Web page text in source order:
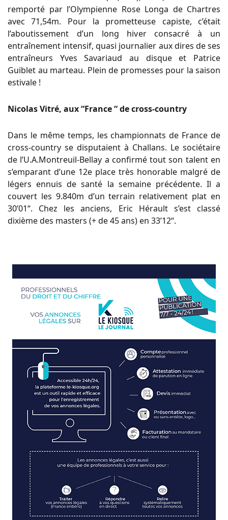
remporté par l’Olympienne Rose Longa de Chartres
avec 71,54m. Pour la prometteuse capiste, c’était
l’aboutissement d’un long hiver consacré à un
entraînement intensif, quasi journalier aux dires de ses
entraîneurs Yves Savariaud au disque et Patrice
Guiblet au marteau. Plein de promesses pour la saison
estivale !
Nicolas Vitré, aux “France “ de cross-country
Dans le même temps, les championnats de France de
cross-country se disputaient à Challans. Le sociétaire
de l’U.A.Montreuil-Bellay a confirmé tout son talent en
s’emparant d’une 12e place très honorable malgré de
légers ennuis de santé la semaine précédente. Il a
couvert les 9.840m d’un terrain relativement plat en
30’01“. Chez les anciens, Eric Hérault s’est classé
dixième des masters (+ de 45 ans) en 33’12“.